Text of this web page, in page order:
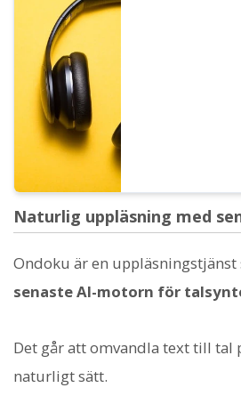
Naturlig uppläsning med
Ondoku är en uppläsningstjänst
senaste AI-motorn för
Det går att omvandla text till tal
naturligt sätt.